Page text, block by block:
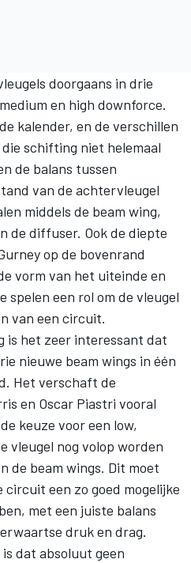
doorgaans in drie
en high downforce.
kalender, en de verschillen
schifting niet helemaal
de balans tussen
van de achtervleugel
middels de beam wing,
de diffuser. Ook de diepte
op de bovenrand
vorm van het uiteinde en
spelen een rol om de vleugel
van een circuit.
is het zeer interessant dat
nieuwe beam wings in één
Het verschaft de
en Oscar Piastri vooral
keuze voor een low,
vleugel nog volop worden
de beam wings. Dit moet
een zo goed mogelijke
met een juiste balans
druk en drag.
dat absoluut geen